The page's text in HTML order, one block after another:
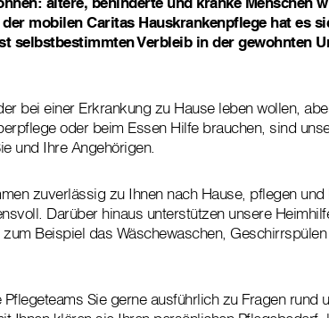
mobilen Caritas Hauskrankenpflege hat es
selbstbestimmten Verbleib in der gewohnten
bei einer Erkrankung zu Hause leben wollen,
oder beim Essen Hilfe brauchen, sind
und Ihre Angehörigen.
zuverlässig zu Ihnen nach Hause, pflegen und
Darüber hinaus unterstützen unsere
Beispiel das Wäschewaschen,
Sie gerne ausführlich zu Fragen rund